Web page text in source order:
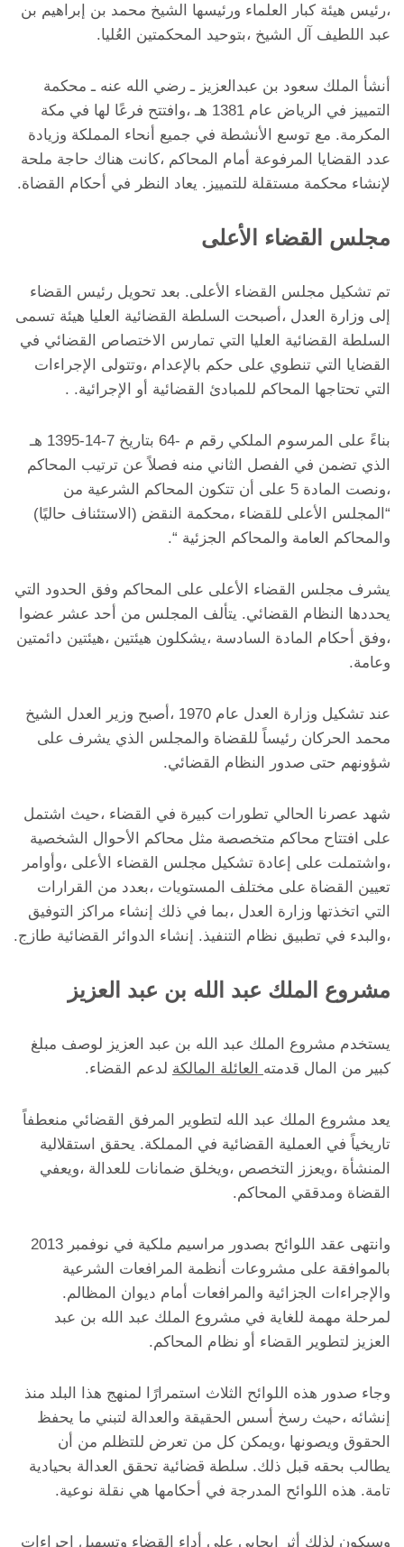
،رئيس هيئة كبار العلماء ورئيسها الشيخ محمد بن إبراهيم بن
عبد اللطيف آل الشيخ ،بتوحيد المحكمتين العُليا.
أنشأ الملك سعود بن عبدالعزيز ـ رضي الله عنه ـ محكمة
التمييز في الرياض عام 1381 هـ ،وافتتح فرعًا لها في مكة
المكرمة. مع توسع الأنشطة في جميع أنحاء المملكة وزيادة
عدد القضايا المرفوعة أمام المحاكم ،كانت هناك حاجة ملحة
لإنشاء محكمة مستقلة للتمييز. يعاد النظر في أحكام القضاة.
مجلس القضاء الأعلى
تم تشكيل مجلس القضاء الأعلى. بعد تحويل رئيس القضاء
إلى وزارة العدل ،أصبحت السلطة القضائية العليا هيئة تسمى
السلطة القضائية العليا التي تمارس الاختصاص القضائي في
القضايا التي تنطوي على حكم بالإعدام ،وتتولى الإجراءات
التي تحتاجها المحاكم للمبادئ القضائية أو الإجرائية. .
بناءً على المرسوم الملكي رقم م -64 بتاريخ 7-14-1395 هـ
الذي تضمن في الفصل الثاني منه فصلاً عن ترتيب المحاكم
،ونصت المادة 5 على أن تتكون المحاكم الشرعية من
“المجلس الأعلى للقضاء ،محكمة النقض (الاستئناف حاليًا)
والمحاكم العامة والمحاكم الجزئية “.
يشرف مجلس القضاء الأعلى على المحاكم وفق الحدود التي
يحددها النظام القضائي. يتألف المجلس من أحد عشر عضوا
،وفق أحكام المادة السادسة ،يشكلون هيئتين ،هيئتين دائمتين
وعامة.
عند تشكيل وزارة العدل عام 1970 ،أصبح وزير العدل الشيخ
محمد الحركان رئيساً للقضاة والمجلس الذي يشرف على
شؤونهم حتى صدور النظام القضائي.
شهد عصرنا الحالي تطورات كبيرة في القضاء ،حيث اشتمل
على افتتاح محاكم متخصصة مثل محاكم الأحوال الشخصية
،واشتملت على إعادة تشكيل مجلس القضاء الأعلى ،وأوامر
تعيين القضاة على مختلف المستويات ،بعدد من القرارات
التي اتخذتها وزارة العدل ،بما في ذلك إنشاء مراكز التوفيق
،والبدء في تطبيق نظام التنفيذ. إنشاء الدوائر القضائية طازج.
مشروع الملك عبد الله بن عبد العزيز
يستخدم مشروع الملك عبد الله بن عبد العزيز لوصف مبلغ
كبير من المال قدمته العائلة المالكة لدعم القضاء.
يعد مشروع الملك عبد الله لتطوير المرفق القضائي منعطفاً
تاريخياً في العملية القضائية في المملكة. يحقق استقلالية
المنشأة ،ويعزز التخصص ،ويخلق ضمانات للعدالة ،ويعفي
القضاة ومدققي المحاكم.
وانتهى عقد اللوائح بصدور مراسيم ملكية في نوفمبر 2013
بالموافقة على مشروعات أنظمة المرافعات الشرعية
والإجراءات الجزائية والمرافعات أمام ديوان المظالم.
لمرحلة مهمة للغاية في مشروع الملك عبد الله بن عبد
العزيز لتطوير القضاء أو نظام المحاكم.
وجاء صدور هذه اللوائح الثلاث استمرارًا لمنهج هذا البلد منذ
إنشائه ،حيث رسخ أسس الحقيقة والعدالة لتبني ما يحفظ
الحقوق ويصونها ،ويمكن كل من تعرض للتظلم من أن
يطالب بحقه قبل ذلك. سلطة قضائية تحقق العدالة بحيادية
تامة. هذه اللوائح المدرجة في أحكامها هي نقلة نوعية.
وسيكون لذلك أثر إيجابي على أداء القضاء وتسهيل إجراءات